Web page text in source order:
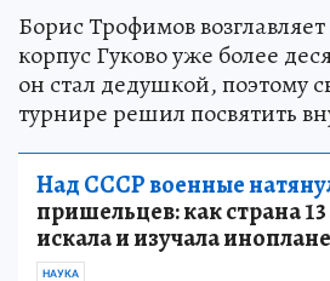
Борис Трофимов
корпус Гуково уже более
он стал дедушкой, поэтому
турнире решил посвятить
Над СССР военные
пришельцев: как страна
искала и изучала
НАУКА